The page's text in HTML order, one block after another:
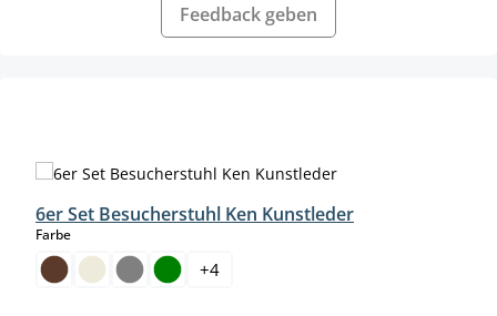
Feedback geben
6er Set Besucherstuhl Ken Kunstleder
Farbeauswählen
+4